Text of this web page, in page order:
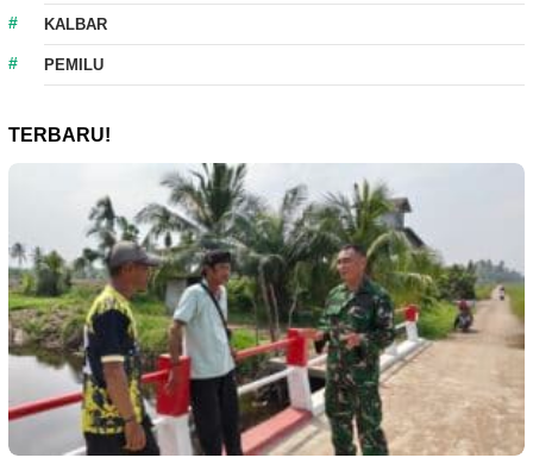
KALBAR
PEMILU
TERBARU!